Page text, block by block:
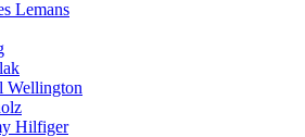
Lemans
Wellington
Hilfiger